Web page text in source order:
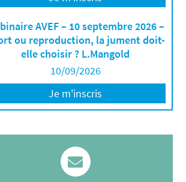
AVEF – 10 septembre 2026 –
ou reproduction, la jument doit-
elle choisir ? L.Mangold
10/09/2026
Je m'inscris